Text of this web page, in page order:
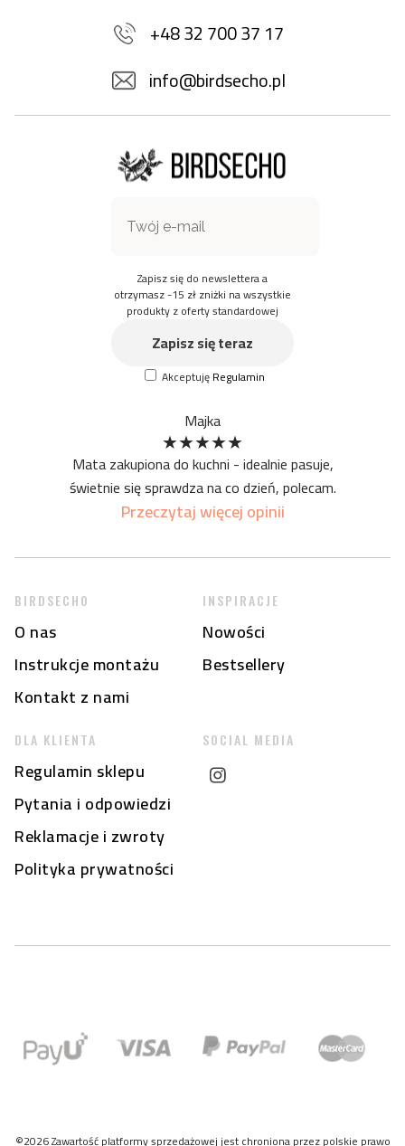
+48 32 700 37 17
info@birdsecho.pl
Zapisz się do newslettera a
otrzymasz -15 zł zniżki na wszystkie
produkty z oferty standardowej
Zapisz się teraz
AkceptujęRegulamin
Majka
★★★★★
Mata zakupiona do kuchni - idealnie pasuje,
świetnie się sprawdza na co dzień, polecam.
Przeczytaj więcej opinii
BIRDSECHO
O nas
Instrukcje montażu
Kontakt z nami
DLA KLIENTA
Regulamin sklepu
Pytania i odpowiedzi
Reklamacje i zwroty
Polityka prywatności
INSPIRACJE
Nowości
Bestsellery
SOCIAL MEDIA
©2026 Zawartość platformy sprzedażowej jest chroniona przez polskie prawo